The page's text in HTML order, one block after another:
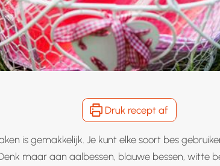
Druk recept af
is gemakkelijk. Je kunt elke soort bes
maar aan aalbessen, blauwe bessen, witte